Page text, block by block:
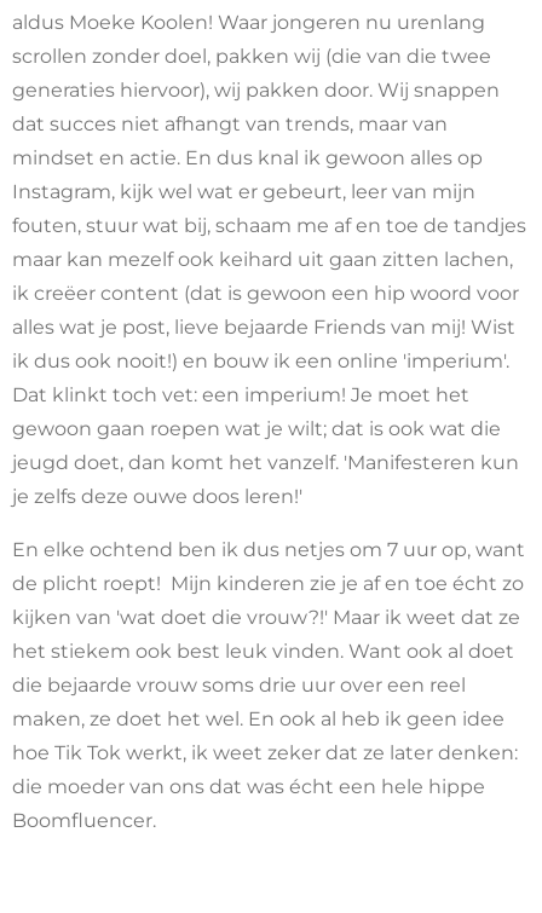
aldus Moeke Koolen! Waar jongeren nu urenlang
scrollen zonder doel, pakken wij (die van die twee
generaties hiervoor), wij pakken door. Wij snappen
dat succes niet afhangt van trends, maar van
mindset en actie. En dus knal ik gewoon alles op
Instagram, kijk wel wat er gebeurt, leer van mijn
fouten, stuur wat bij, schaam me af en toe de tandjes
maar kan mezelf ook keihard uit gaan zitten lachen,
ik creëer content (dat is gewoon een hip woord voor
alles wat je post, lieve bejaarde Friends van mij! Wist
ik dus ook nooit!) en bouw ik een online 'imperium'.
Dat klinkt toch vet: een imperium! Je moet het
gewoon gaan roepen wat je wilt; dat is ook wat die
jeugd doet, dan komt het vanzelf. 'Manifesteren kun
je zelfs deze ouwe doos leren!'
En elke ochtend ben ik dus netjes om 7 uur op, want
de plicht roept! Mijn kinderen zie je af en toe écht zo
kijken van 'wat doet die vrouw?!' Maar ik weet dat ze
het stiekem ook best leuk vinden. Want ook al doet
die bejaarde vrouw soms drie uur over een reel
maken, ze doet het wel. En ook al heb ik geen idee
hoe Tik Tok werkt, ik weet zeker dat ze later denken:
die moeder van ons dat was écht een hele hippe
Boomfluencer.